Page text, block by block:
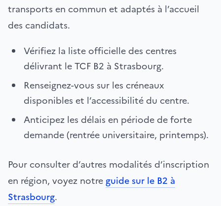
transports en commun et adaptés à l’accueil
des candidats.
Vérifiez la liste officielle des centres
délivrant le TCF B2 à Strasbourg.
Renseignez-vous sur les créneaux
disponibles et l’accessibilité du centre.
Anticipez les délais en période de forte
demande (rentrée universitaire, printemps).
Pour consulter d’autres modalités d’inscription
en région, voyez notre guide sur le B2 à
Strasbourg.